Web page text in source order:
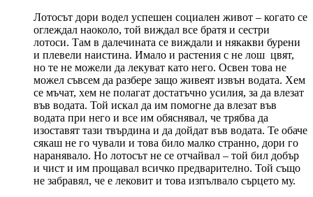
Лотосът дори водел успешен социален живот – когато се
оглеждал наоколо, той виждал все братя и сестри
лотоси. Там в далечината се виждали и някакви бурени
и плевели наистина. Имало и растения с не лош цвят,
но те не можели да лекуват като него. Освен това не
можел съвсем да разбере защо живеят извън водата. Хем
се мъчат, хем не полагат достатъчно усилия, за да влезат
във водата. Той искал да им помогне да влезат във
водата при него и все им обяснявал, че трябва да
изоставят тази твърдина и да дойдат във водата. Те обаче
сякаш не го чували и това било малко странно, дори го
наранявало. Но лотосът не се отчайвал – той бил добър
и чист и им прощавал всичко предварително. Той също
не забравял, че е лековит и това изпълвало сърцето му.